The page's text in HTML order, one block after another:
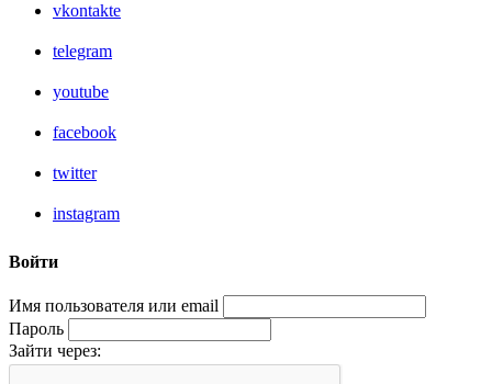
vkontakte
telegram
youtube
facebook
twitter
instagram
Войти
Имя пользователя или email
Пароль
Зайти через: